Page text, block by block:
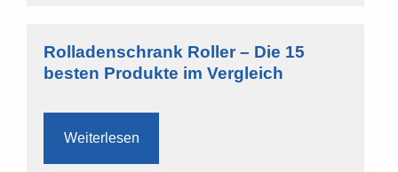
Rolladenschrank Roller – Die 15
besten Produkte im Vergleich
Weiterlesen